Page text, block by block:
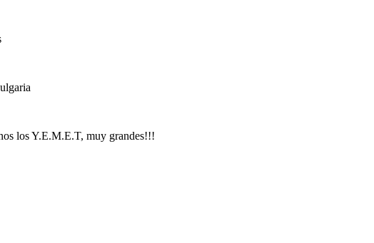
los Y.E.M.E.T, muy grandes!!!